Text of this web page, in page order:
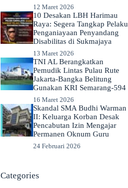
12 Maret 2026
​10 Desakan LBH Harimau
Raya: Segera Tangkap Pelaku
Penganiayaan Penyandang
Disabilitas di Sukmajaya
13 Maret 2026
TNI AL Berangkatkan
Pemudik Lintas Pulau Rute
Jakarta-Bangka Belitung
Gunakan KRI Semarang-594
16 Maret 2026
Skandal SMA Budhi Warman
II: Keluarga Korban Desak
Pencabutan Izin Mengajar
Permanen Oknum Guru
24 Februari 2026
Categories